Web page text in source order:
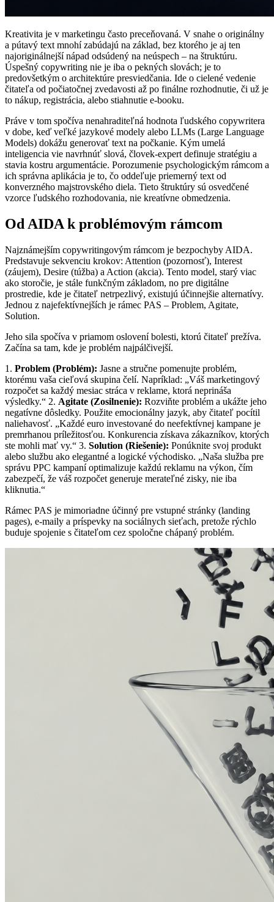
Kreativita je v marketingu často preceňovaná. V snahe o originálny
a pútavý text mnohí zabúdajú na základ, bez ktorého je aj ten
najoriginálnejší nápad odsúdený na neúspech – na štruktúru.
Úspešný copywriting nie je iba o pekných slovách; je to
predovšetkým o architektúre presviedčania. Ide o cielené vedenie
čitateľa od počiatočnej zvedavosti až po finálne rozhodnutie, či už je
to nákup, registrácia, alebo stiahnutie e-booku.
Práve v tom spočíva nenahraditeľná hodnota ľudského copywritera
v dobe, keď veľké jazykové modely alebo LLMs (Large Language
Models) dokážu generovať text na počkanie. Kým umelá
inteligencia vie navrhnúť slová, človek-expert definuje stratégiu a
stavia kostru argumentácie. Porozumenie psychologickým rámcom a
ich správna aplikácia je to, čo oddeľuje priemerný text od
konverzného majstrovského diela. Tieto štruktúry sú osvedčené
vzorce ľudského rozhodovania, nie kreatívne obmedzenia.
Od AIDA k problémovým rámcom
Najznámejším copywritingovým rámcom je bezpochyby AIDA.
Predstavuje sekvenciu krokov: Attention (pozornosť), Interest
(záujem), Desire (túžba) a Action (akcia). Tento model, starý viac
ako storočie, je stále funkčným základom, no pre digitálne
prostredie, kde je čitateľ netrpezlivý, existujú účinnejšie alternatívy.
Jednou z najefektívnejších je rámec PAS – Problem, Agitate,
Solution.
Jeho sila spočíva v priamom oslovení bolesti, ktorú čitateľ prežíva.
Začína sa tam, kde je problém najpálčivejší.
1. Problem (Problém): Jasne a stručne pomenujte problém,
ktorému vaša cieľová skupina čelí. Napríklad: „Váš marketingový
rozpočet sa každý mesiac stráca v reklame, ktorá neprináša
výsledky.“ 2. Agitate (Zosilnenie): Rozviňte problém a ukážte jeho
negatívne dôsledky. Použite emocionálny jazyk, aby čitateľ pocítil
naliehavosť. „Každé euro investované do neefektívnej kampane je
premrhanou príležitosťou. Konkurencia získava zákazníkov, ktorých
ste mohli mať vy.“ 3. Solution (Riešenie): Ponúknite svoj produkt
alebo službu ako elegantné a logické východisko. „Naša služba pre
správu PPC kampaní optimalizuje každú reklamu na výkon, čím
zabezpečí, že váš rozpočet generuje merateľné zisky, nie iba
kliknutia.“
Rámec PAS je mimoriadne účinný pre vstupné stránky (landing
pages), e-maily a príspevky na sociálnych sieťach, pretože rýchlo
buduje spojenie s čitateľom cez spoločne chápaný problém.